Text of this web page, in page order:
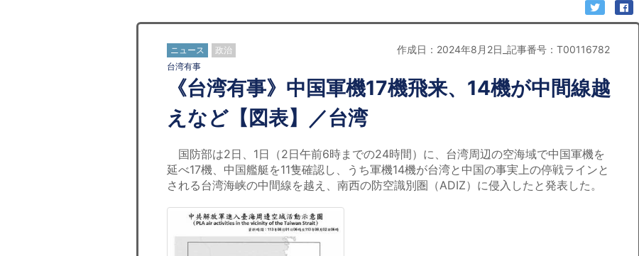
ニュース 政治 作成日：2024年8月2日_記事番号：T00116782
台湾有事
《台湾有事》中国軍機17機飛来、14機が中間線越
えなど【図表】／台湾
国防部は2日、1日（2日午前6時までの24時間）に、台湾周辺の空海域で中国軍機を
延べ17機、中国艦艇を11隻確認し、うち軍機14機が台湾と中国の事実上の停戦ラインと
される台湾海峡の中間線を越え、南西の防空識別圏（ADIZ）に侵入したと発表した。